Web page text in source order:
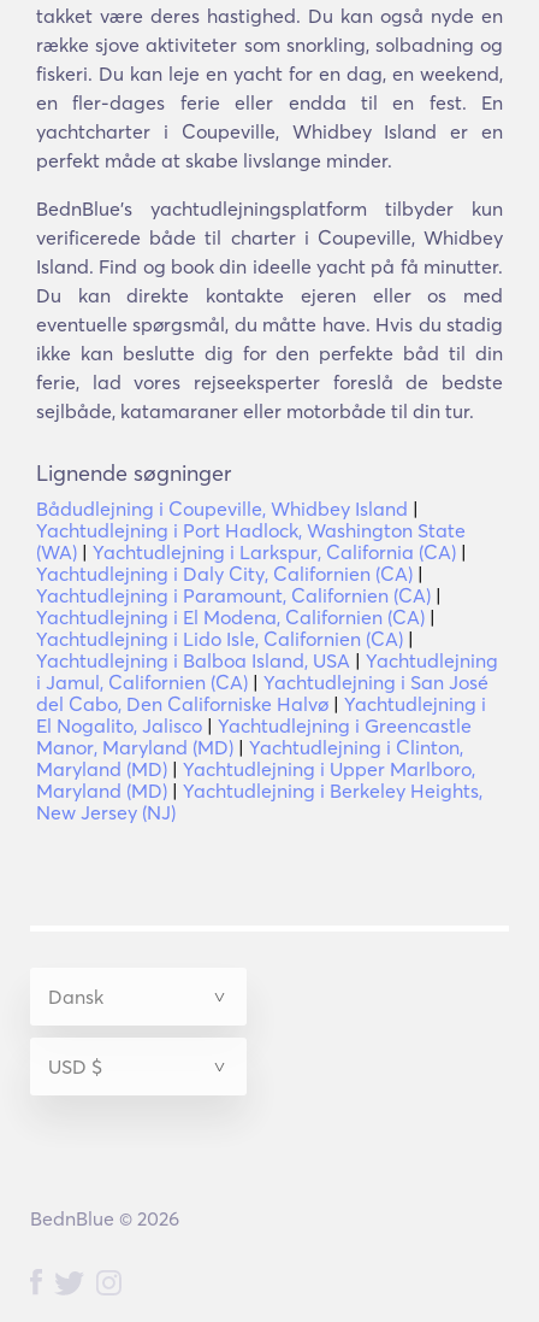
takket være deres hastighed. Du kan også nyde en
række sjove aktiviteter som snorkling, solbadning og
fiskeri. Du kan leje en yacht for en dag, en weekend,
en fler-dages ferie eller endda til en fest. En
yachtcharter i Coupeville, Whidbey Island er en
perfekt måde at skabe livslange minder.
BednBlue's yachtudlejningsplatform tilbyder kun
verificerede både til charter i Coupeville, Whidbey
Island. Find og book din ideelle yacht på få minutter.
Du kan direkte kontakte ejeren eller os med
eventuelle spørgsmål, du måtte have. Hvis du stadig
ikke kan beslutte dig for den perfekte båd til din
ferie, lad vores rejseeksperter foreslå de bedste
sejlbåde, katamaraner eller motorbåde til din tur.
Lignende søgninger
Bådudlejning i Coupeville, Whidbey Island |
Yachtudlejning i Port Hadlock, Washington State
(WA) | Yachtudlejning i Larkspur, California (CA) |
Yachtudlejning i Daly City, Californien (CA) |
Yachtudlejning i Paramount, Californien (CA) |
Yachtudlejning i El Modena, Californien (CA) |
Yachtudlejning i Lido Isle, Californien (CA) |
Yachtudlejning i Balboa Island, USA | Yachtudlejning
i Jamul, Californien (CA) | Yachtudlejning i San José
del Cabo, Den Californiske Halvø | Yachtudlejning i
El Nogalito, Jalisco | Yachtudlejning i Greencastle
Manor, Maryland (MD) | Yachtudlejning i Clinton,
Maryland (MD) | Yachtudlejning i Upper Marlboro,
Maryland (MD) | Yachtudlejning i Berkeley Heights,
New Jersey (NJ)
BednBlue © 2026